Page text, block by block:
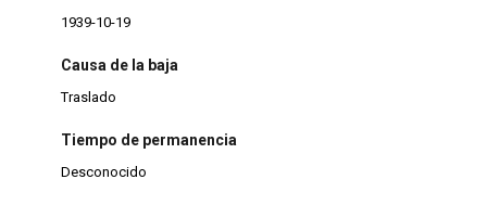
1939-10-19
Causa de la baja
Traslado
Tiempo de permanencia
Desconocido